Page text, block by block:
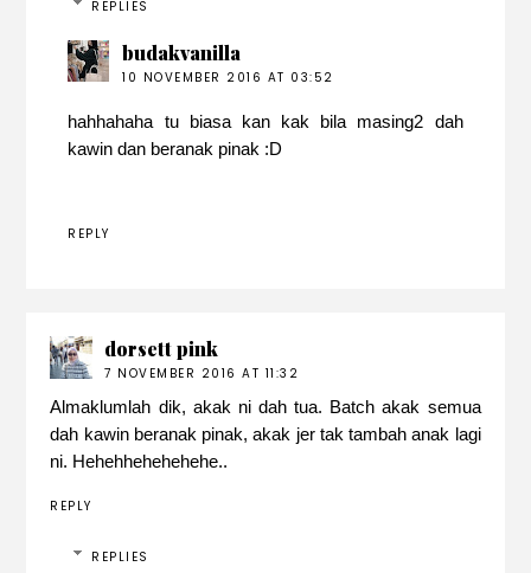
REPLIES
budakvanilla
10 NOVEMBER 2016 AT 03:52
hahhahaha tu biasa kan kak bila masing2 dah
kawin dan beranak pinak :D
REPLY
dorsett pink
7 NOVEMBER 2016 AT 11:32
Almaklumlah dik, akak ni dah tua. Batch akak semua
dah kawin beranak pinak, akak jer tak tambah anak lagi
ni. Hehehhehehehehe..
REPLY
REPLIES